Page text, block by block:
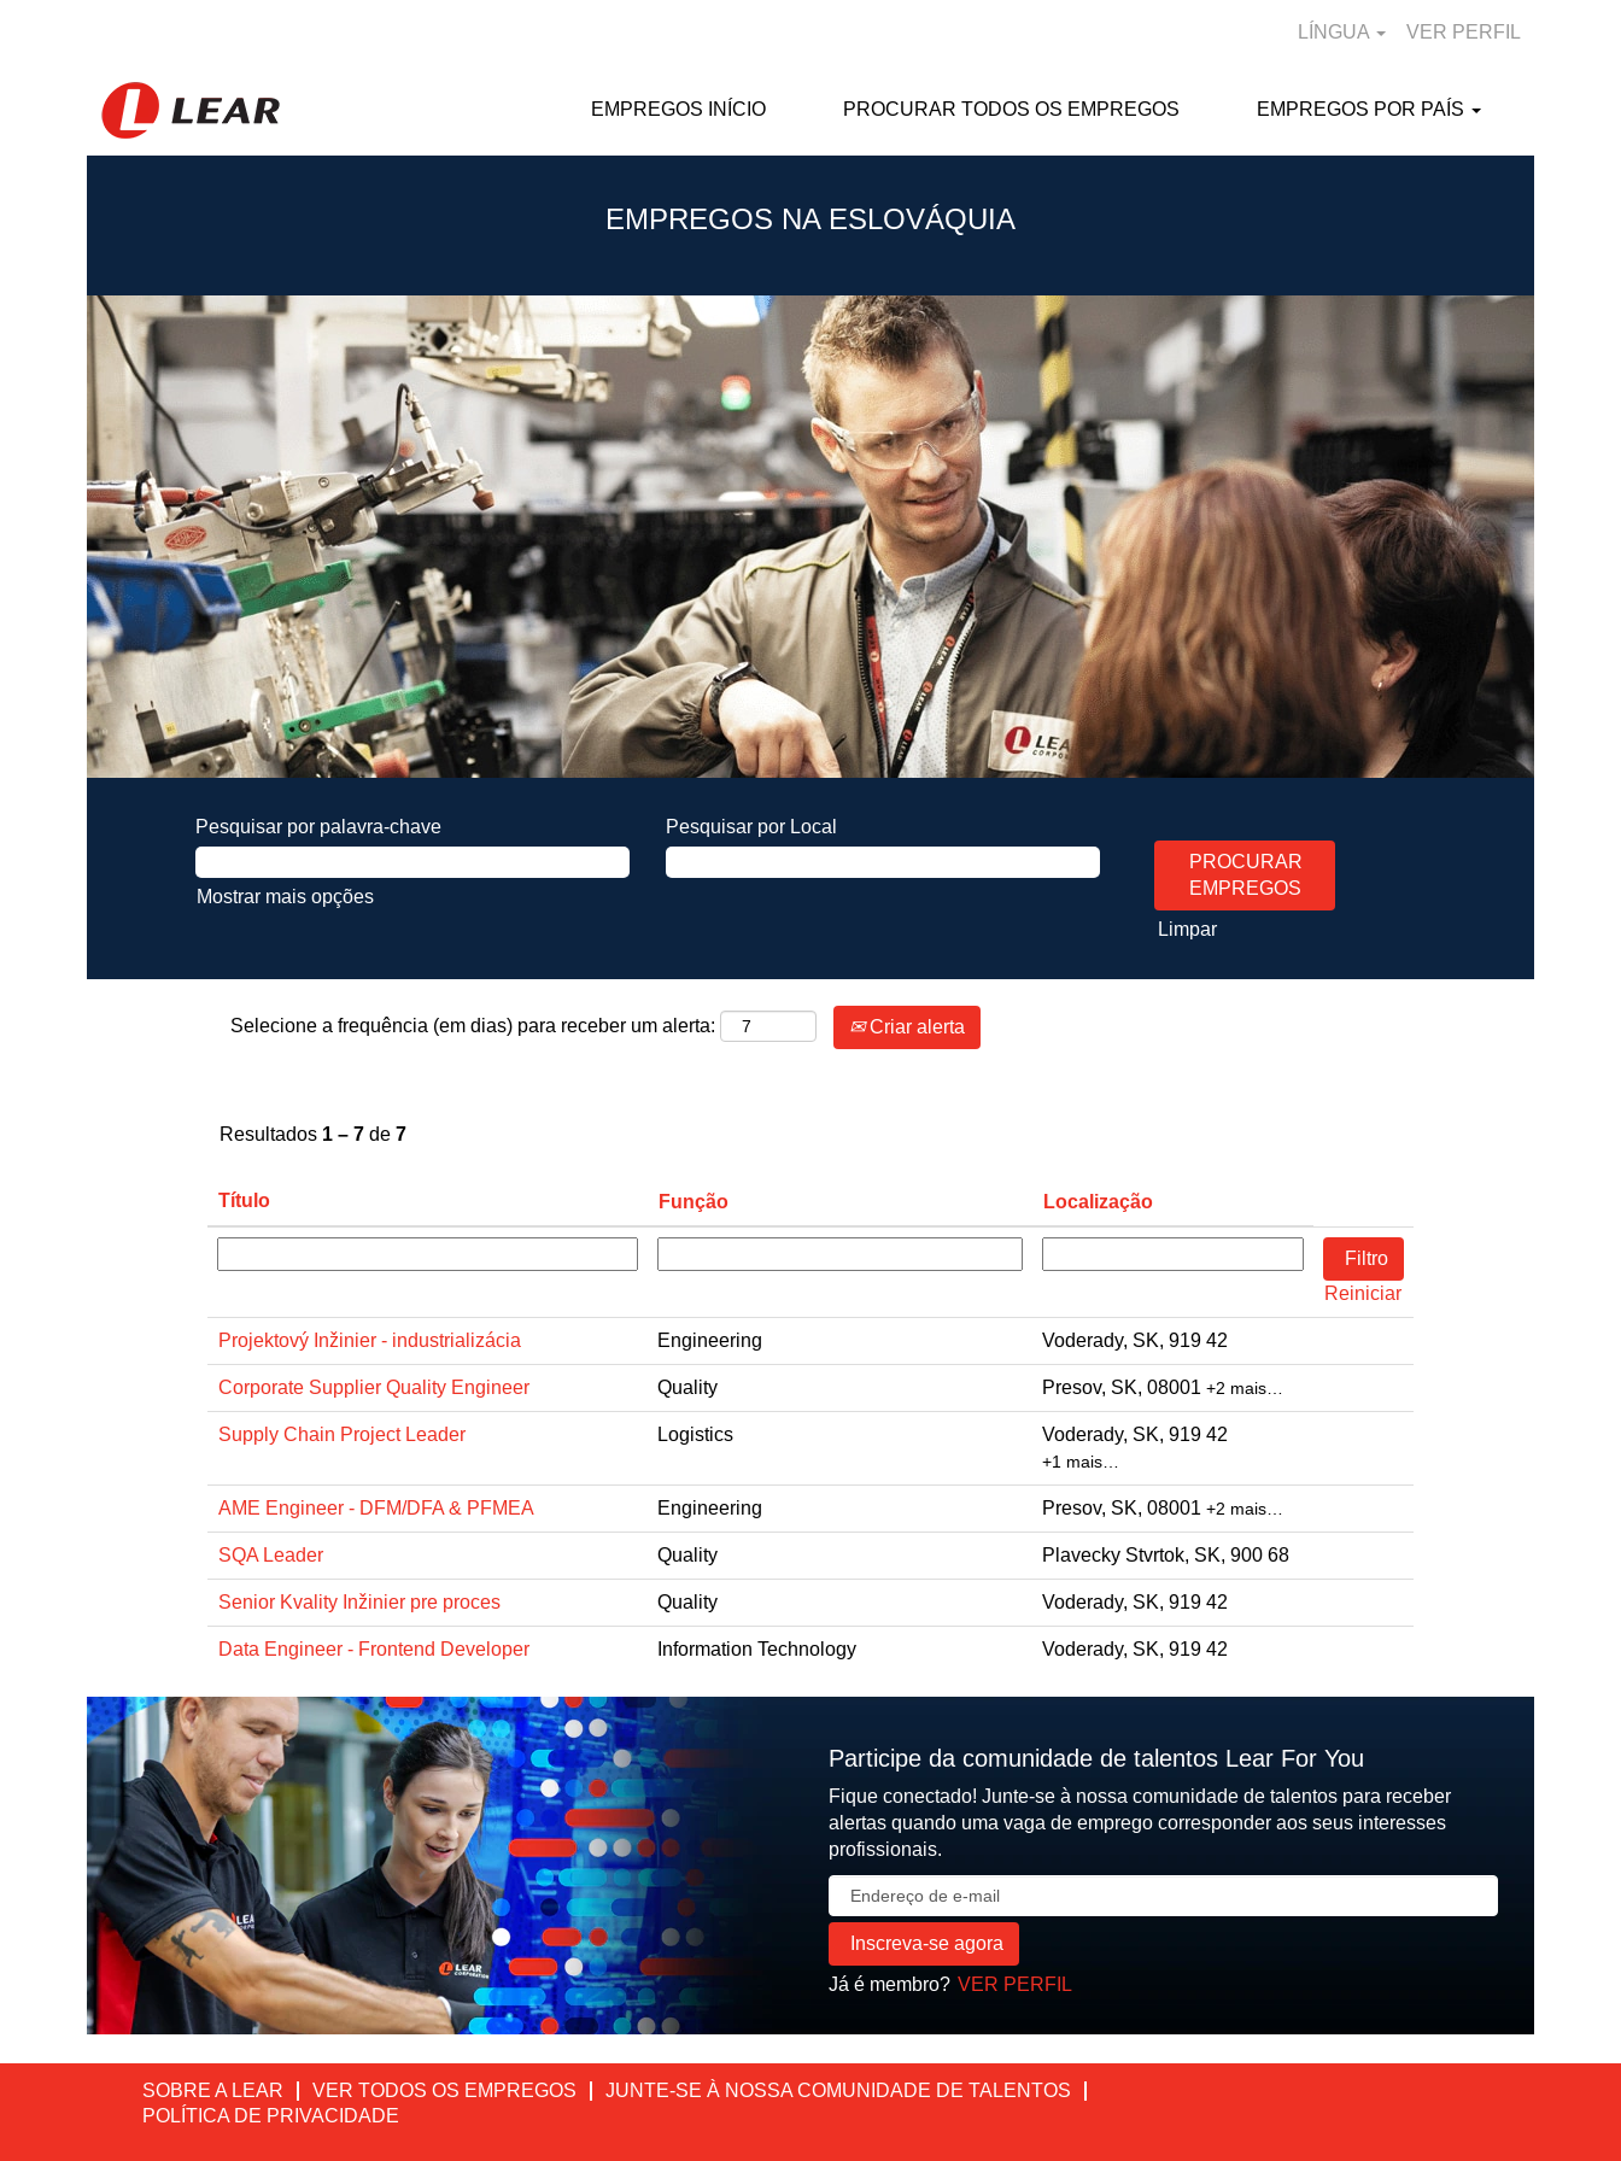
LÍNGUA VER PERFIL
EMPREGOS INÍCIO PROCURAR TODOS OS EMPREGOS EMPREGOS POR PAÍS
EMPREGOS NA ESLOVÁQUIA
Pesquisar por palavra-chave Pesquisar por Local
Mostrar mais opções
Limpar
Selecione a frequência (em dias) para receber um alerta: Criar alerta
Resultados 1 – 7 de 7
Título Função Localização
Reiniciar
Projektový Inžinier - industrializácia Engineering Voderady, SK, 919 42
Corporate Supplier Quality Engineer Quality Presov, SK, 08001 +2 mais…
Supply Chain Project Leader Logistics Voderady, SK, 919 42
+1 mais…
AME Engineer - DFM/DFA & PFMEA Engineering Presov, SK, 08001 +2 mais…
SQA Leader Quality Plavecky Stvrtok, SK, 900 68
Senior Kvality Inžinier pre proces Quality Voderady, SK, 919 42
Data Engineer - Frontend Developer Information Technology Voderady, SK, 919 42
Participe da comunidade de talentos Lear For You
Fique conectado! Junte-se à nossa comunidade de talentos para receber
alertas quando uma vaga de emprego corresponder aos seus interesses
profissionais.
Já é membro? VER PERFIL
SOBRE A LEAR VER TODOS OS EMPREGOS
JUNTE-SE À NOSSA COMUNIDADE DE TALENTOS
POLÍTICA DE PRIVACIDADE